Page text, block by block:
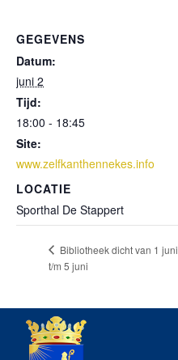
GEGEVENS
Datum:
juni 2
Tijd:
18:00 - 18:45
Site:
www.zelfkanthennekes.info
LOCATIE
Sporthal De Stappert
Bibliotheek dicht van 1 juni
t/m 5 juni